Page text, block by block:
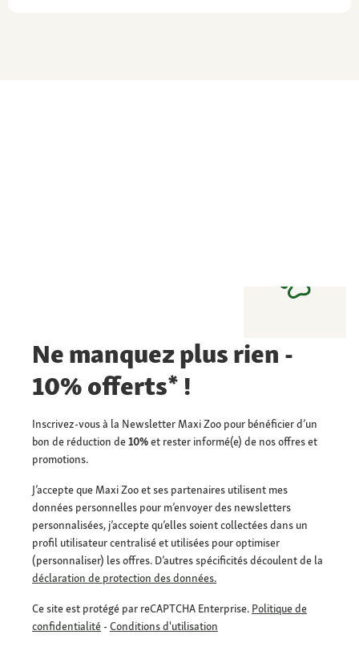
Ne manquez plus rien -
10% offerts* !
Inscrivez-vous à la Newsletter Maxi Zoo pour bénéficier d’un
bon de réduction de10%et rester informé(e) de nos offres et
promotions.
J’accepte que Maxi Zoo et ses partenaires utilisent mes
données personnelles pour m’envoyer des newsletters
personnalisées, j’accepte qu’elles soient collectées dans un
profil utilisateur centralisé et utilisées pour optimiser
(personnaliser) les offres. D’autres spécificités découlent de la
déclaration de protection des données.
Ce site est protégé par reCAPTCHA Enterprise. Politique de
confidentialité - Conditions d'utilisation